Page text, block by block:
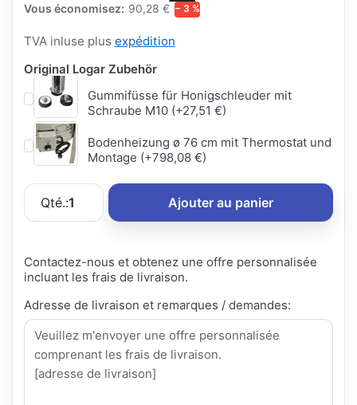
Vous économisez: 90,28 € − 3 %
TVA inluse plus expédition
Original Logar Zubehör
Gummifüsse für Honigschleuder mit
Schraube M10 (+27,51 €)
Bodenheizung ø 76 cm mit Thermostat und
Montage (+798,08 €)
Qté.:1 Ajouter au panier
Contactez-nous et obtenez une offre personnalisée
incluant les frais de livraison.
Adresse de livraison et remarques / demandes: